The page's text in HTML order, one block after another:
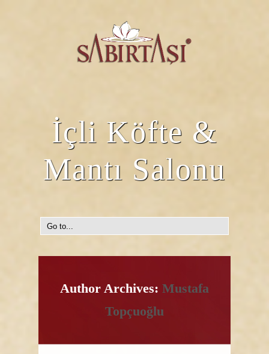
İçli Köfte &
Mantı Salonu
Author Archives: Mustafa
Topçuoğlu